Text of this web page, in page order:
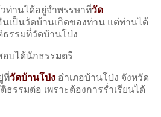
นได้อยู่จําพรรษาที่วัด
นเป็นวัดบ้านเกิดของท่าน แต่ท่านได้
ธรรมที่วัดบ้านโป่ง
ได้นักธรรมตรี
ที่วัดบ้านโป่ง อำเภอบ้านโป่ง จังหวัด
ธรรมต่อ เพราะต้องการร่ำเรียนได้